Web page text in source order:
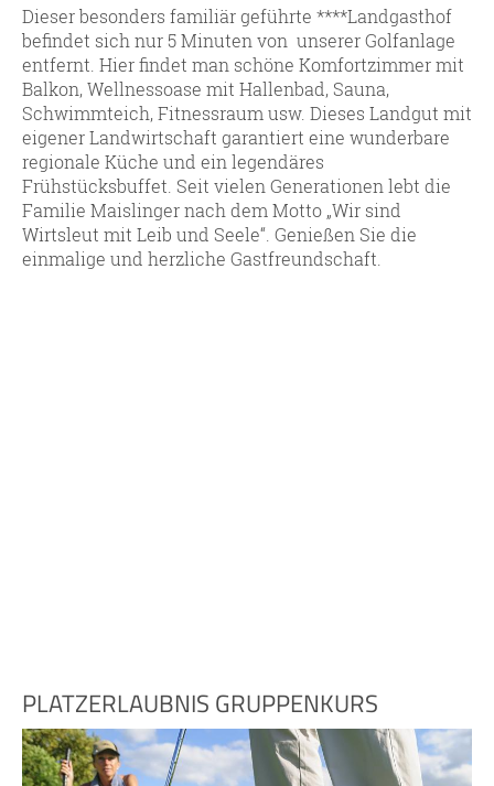
Dieser besonders familiär geführte ****Landgasthof
befindet sich nur 5 Minuten von unserer Golfanlage
entfernt. Hier findet man schöne Komfortzimmer mit
Balkon, Wellnessoase mit Hallenbad, Sauna,
Schwimmteich, Fitnessraum usw. Dieses Landgut mit
eigener Landwirtschaft garantiert eine wunderbare
regionale Küche und ein legendäres
Frühstücksbuffet. Seit vielen Generationen lebt die
Familie Maislinger nach dem Motto „Wir sind
Wirtsleut mit Leib und Seele“. Genießen Sie die
einmalige und herzliche Gastfreundschaft.
PLATZERLAUBNIS GRUPPENKURS